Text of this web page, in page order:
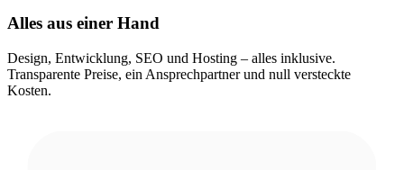
Alles aus einer Hand
Design, Entwicklung, SEO und Hosting – alles inklusive.
Transparente Preise, ein Ansprechpartner und null versteckte
Kosten.